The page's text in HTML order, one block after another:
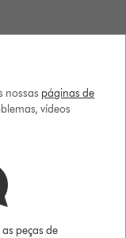
nossas páginas de
vídeos
peças de